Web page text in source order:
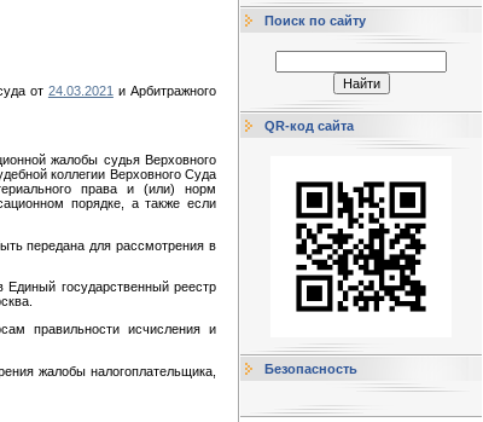
от 24.03.2021 и Арбитражного
жалобы судья Верховного
коллегии Верховного Суда
права и (или) норм
порядке, а также если
передана для рассмотрения в
государственный реестр
правильности исчисления и
жалобы налогоплательщика,
Поиск по сайту
QR-код сайта
Безопасность